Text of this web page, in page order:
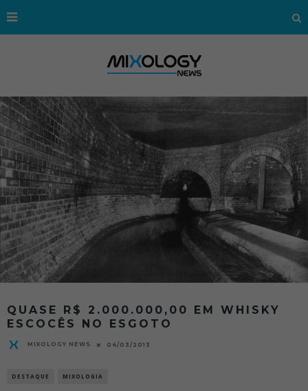
QUASE R$ 2.000.000,00 EM WHISKY
ESCOCÊS NO ESGOTO
MIXOLOGY NEWS 04/03/2013
DESTAQUE MIXOLOGIA